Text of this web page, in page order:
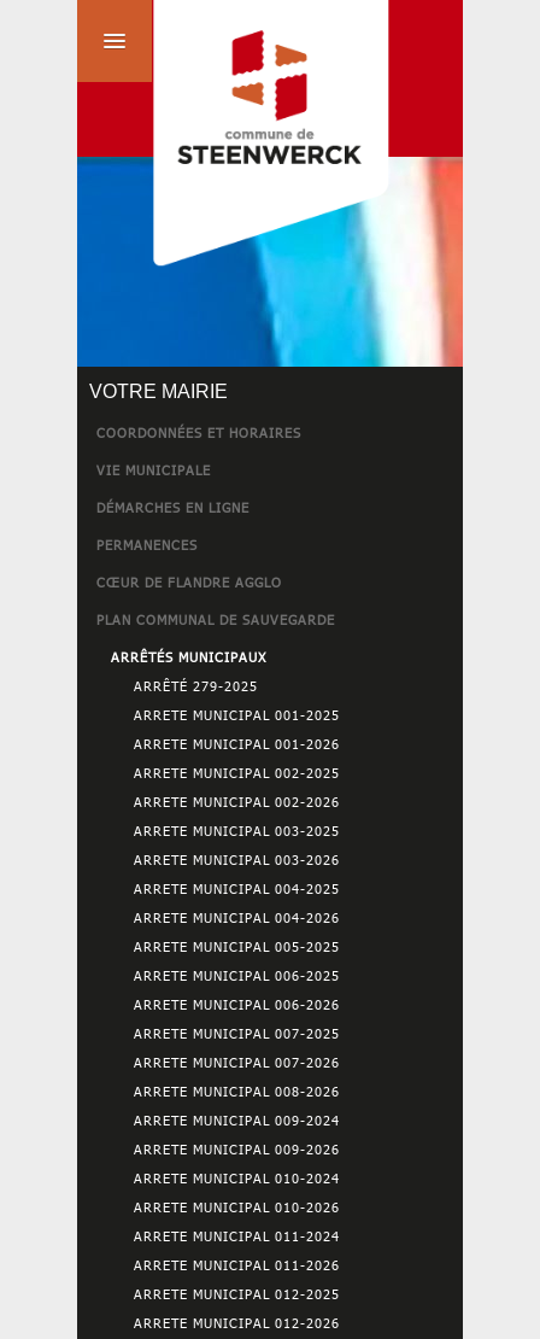
VOTRE MAIRIE
COORDONNÉES ET HORAIRES
VIE MUNICIPALE
DÉMARCHES EN LIGNE
PERMANENCES
CŒUR DE FLANDRE AGGLO
PLAN COMMUNAL DE SAUVEGARDE
ARRÊTÉS MUNICIPAUX
ARRÊTÉ 279-2025
ARRETE MUNICIPAL 001-2025
ARRETE MUNICIPAL 001-2026
ARRETE MUNICIPAL 002-2025
ARRETE MUNICIPAL 002-2026
ARRETE MUNICIPAL 003-2025
ARRETE MUNICIPAL 003-2026
ARRETE MUNICIPAL 004-2025
ARRETE MUNICIPAL 004-2026
ARRETE MUNICIPAL 005-2025
ARRETE MUNICIPAL 006-2025
ARRETE MUNICIPAL 006-2026
ARRETE MUNICIPAL 007-2025
ARRETE MUNICIPAL 007-2026
ARRETE MUNICIPAL 008-2026
ARRETE MUNICIPAL 009-2024
ARRETE MUNICIPAL 009-2026
ARRETE MUNICIPAL 010-2024
ARRETE MUNICIPAL 010-2026
ARRETE MUNICIPAL 011-2024
ARRETE MUNICIPAL 011-2026
ARRETE MUNICIPAL 012-2025
ARRETE MUNICIPAL 012-2026